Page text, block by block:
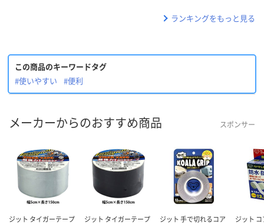
ランキングをもっと見る
この商品のキーワードタグ
#使いやすい
#便利
メーカーからのおすすめ商品 スポンサー
ジット タイガーテープ
ジット タイガーテープ
ジット 手で切れるコア
ジット